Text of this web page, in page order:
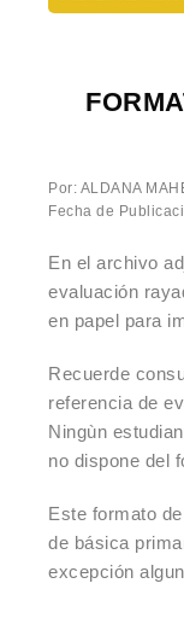
Por: ALDANA
Fecha de
En el archivo
evaluación
en papel para
Recuerde
referencia de
Ningùn
no dispone del
Este formato
de básica
excepción